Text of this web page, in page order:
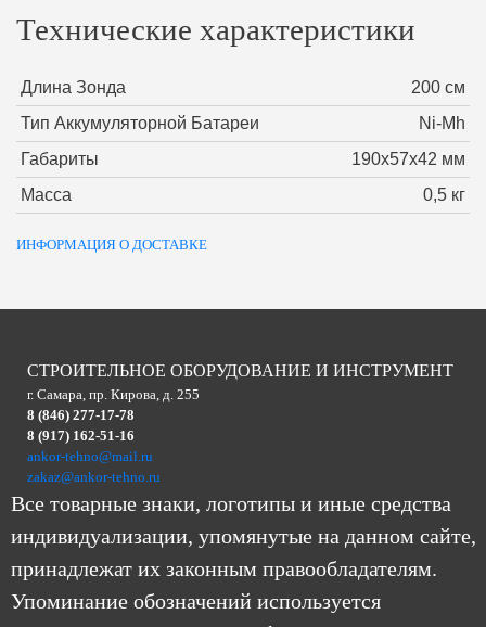
Технические характеристики
Длина Зонда
200 см
Тип Аккумуляторной Батареи
Ni-Mh
Габариты
190х57х42 мм
Масса
0,5 кг
ИНФОРМАЦИЯ О ДОСТАВКЕ
СТРОИТЕЛЬНОЕ ОБОРУДОВАНИЕ И ИНСТРУМЕНТ
г. Самара, пр. Кирова, д. 255
8 (846) 277-17-78
8 (917) 162-51-16
ankor-tehno@mail.ru
zakaz@ankor-tehno.ru
Все товарные знаки, логотипы и иные средства
индивидуализации, упомянутые на данном сайте,
принадлежат их законным правообладателям.
Упоминание обозначений используется